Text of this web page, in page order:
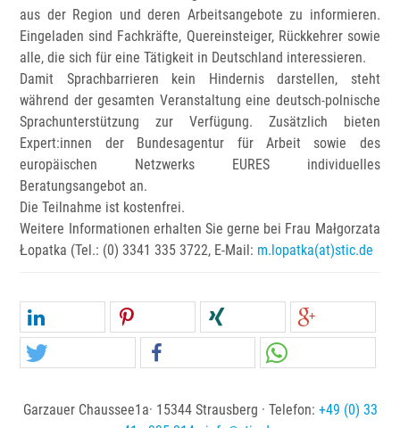
aus der Region und deren Arbeitsangebote zu informieren.
Eingeladen sind Fachkräfte, Quereinsteiger, Rückkehrer sowie
alle, die sich für eine Tätigkeit in Deutschland interessieren.
Damit Sprachbarrieren kein Hindernis darstellen, steht
während der gesamten Veranstaltung eine deutsch-polnische
Sprachunterstützung zur Verfügung. Zusätzlich bieten
Expert:innen der Bundesagentur für Arbeit sowie des
europäischen Netzwerks EURES individuelles
Beratungsangebot an.
Die Teilnahme ist kostenfrei.
Weitere Informationen erhalten Sie gerne bei Frau Małgorzata
Łopatka (Tel.: (0) 3341 335 3722, E-Mail: m.lopatka(at)stic.de
Garzauer Chaussee1a· 15344 Strausberg · Telefon: +49 (0) 33